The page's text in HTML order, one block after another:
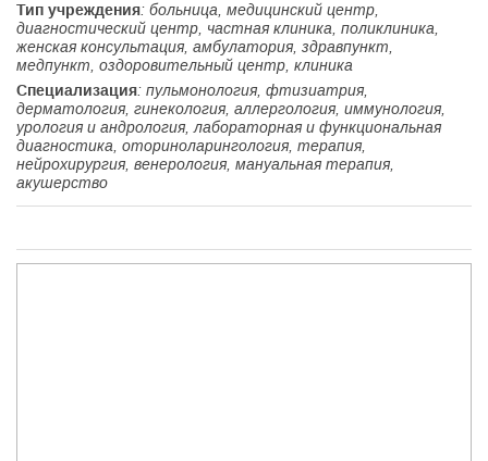
Тип учреждения: больница, медицинский центр,
диагностический центр, частная клиника, поликлиника,
женская консультация, амбулатория, здравпункт,
медпункт, оздоровительный центр, клиника
Специализация: пульмонология, фтизиатрия,
дерматология, гинекология, аллергология, иммунология,
урология и андрология, лабораторная и функциональная
диагностика, оториноларингология, терапия,
нейрохирургия, венерология, мануальная терапия,
акушерство